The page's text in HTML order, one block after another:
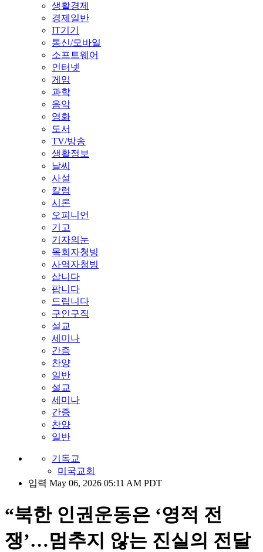
생활경제
경제일반
IT기기
통신/모바일
소프트웨어
인터넷
게임
과학
음악
영화
도서
TV/방송
생활정보
날씨
사설
칼럼
시론
오피니언
기고
기자의눈
목회자청빙
사역자청빙
삽니다
팝니다
드립니다
구인구직
설교
세미나
간증
찬양
일반
설교
세미나
간증
찬양
일반
기독교
미국교회
입력 May 06, 2026 05:11 AM PDT
“북한 인권운동은 ‘영적 전
쟁’…멈추지 않는 진실의 전달